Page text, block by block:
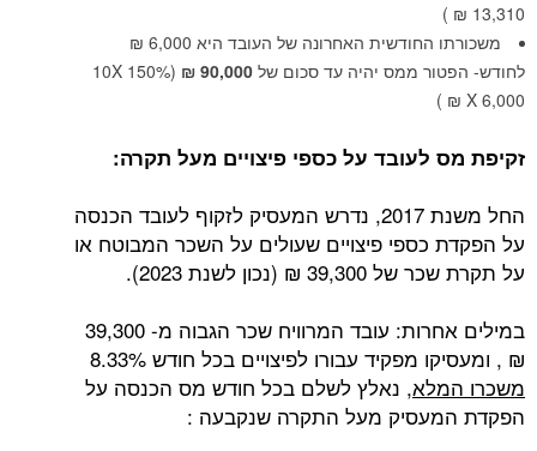
13,310 ₪ )
משכורתו החודשית האחרונה של העובד היא 6,000 ₪
לחודש- הפטור ממס יהיה עד סכום של 90,000 ₪
(10X 150%
X 6,000 ₪ )
זקיפת מס לעובד על כספי פיצויים מעל תקרה:
החל משנת 2017, נדרש המעסיק לזקוף לעובד הכנסה
על הפקדת כספי פיצויים שעולים על השכר המבוטח או
על תקרת שכר של 39,300 ₪ (נכון לשנת 2023).
במילים אחרות: עובד המרוויח שכר הגבוה מ- 39,300
₪ , ומעסיקו מפקיד עבורו לפיצויים בכל חודש 8.33%
משכרו המלא, נאלץ לשלם בכל חודש מס הכנסה על
הפקדת המעסיק מעל התקרה שנקבעה :